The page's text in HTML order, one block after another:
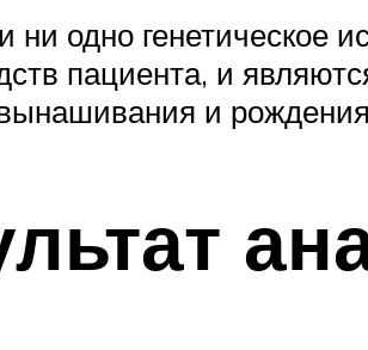
одно генетическое
пациента, и
и